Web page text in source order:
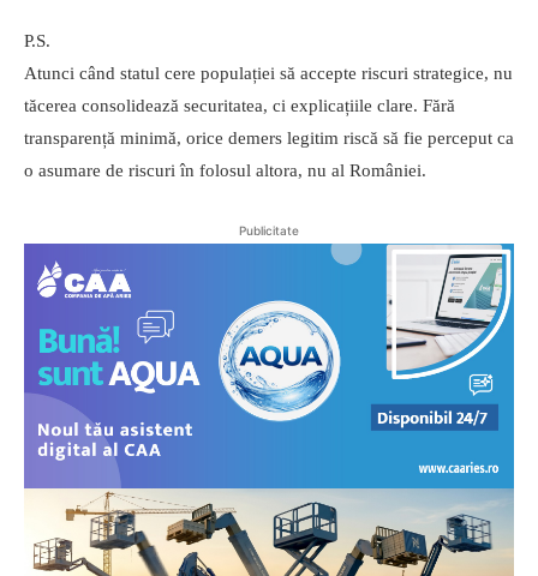
P.S.
Atunci când statul cere populației să accepte riscuri strategice, nu
tăcerea consolidează securitatea, ci explicațiile clare. Fără
transparență minimă, orice demers legitim riscă să fie perceput ca
o asumare de riscuri în folosul altora, nu al României.
Publicitate